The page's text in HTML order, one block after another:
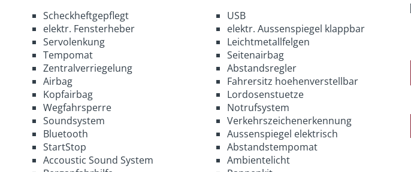
Scheckheftgepflegt
elektr. Fensterheber
Servolenkung
Tempomat
Zentralverriegelung
Airbag
Kopfairbag
Wegfahrsperre
Soundsystem
Bluetooth
StartStop
Accoustic Sound System
USB
elektr. Aussenspiegel klappbar
Leichtmetallfelgen
Seitenairbag
Abstandsregler
Fahrersitz hoehenverstellbar
Lordosenstuetze
Notrufsystem
Verkehrszeichenerkennung
Aussenspiegel elektrisch
Abstandstempomat
Ambientelicht